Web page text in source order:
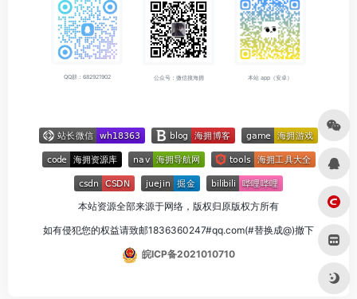
QQ群：682921902 公众号：微信搜海拥 本站 app（安卓）
本站资源全部来源于网络，版权归原版权方所有
如有侵犯您的权益请致邮1836360247#qq.com(#替换成@)撤下
皖ICP备2021010710